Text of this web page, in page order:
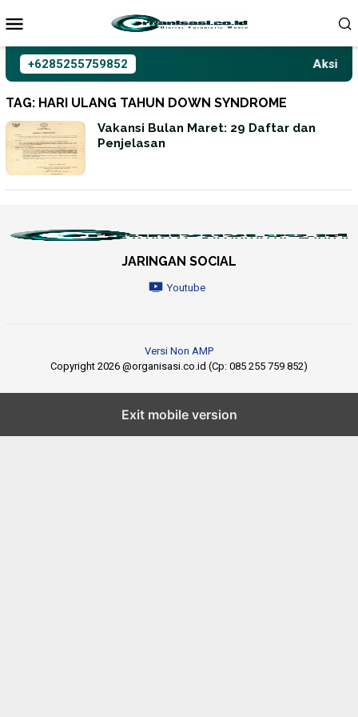
ke
+6285255759852
TAG: HARI ULANG TAHUN DOWN SYNDROME
Vakansi Bulan Maret: 29 Daftar dan
Penjelasan
JARINGAN SOCIAL
Youtube
Versi Non AMP
Copyright 2026 @organisasi.co.id (Cp: 085 255 759 852)
Exit mobile version